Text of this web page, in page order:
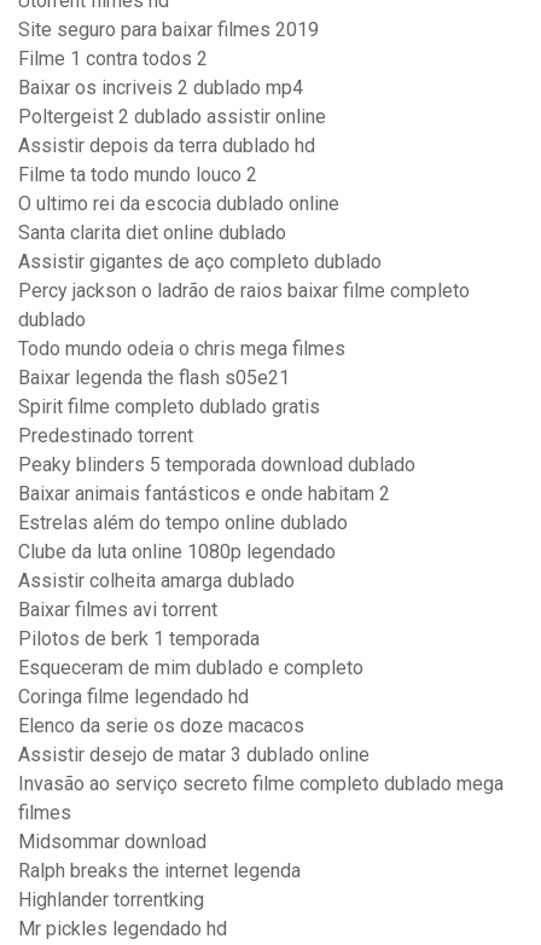
Site seguro para baixar filmes 2019
Filme 1 contra todos 2
Baixar os incriveis 2 dublado mp4
Poltergeist 2 dublado assistir online
Assistir depois da terra dublado hd
Filme ta todo mundo louco 2
O ultimo rei da escocia dublado online
Santa clarita diet online dublado
Assistir gigantes de aço completo dublado
Percy jackson o ladrão de raios baixar filme completo
dublado
Todo mundo odeia o chris mega filmes
Baixar legenda the flash s05e21
Spirit filme completo dublado gratis
Predestinado torrent
Peaky blinders 5 temporada download dublado
Baixar animais fantásticos e onde habitam 2
Estrelas além do tempo online dublado
Clube da luta online 1080p legendado
Assistir colheita amarga dublado
Baixar filmes avi torrent
Pilotos de berk 1 temporada
Esqueceram de mim dublado e completo
Coringa filme legendado hd
Elenco da serie os doze macacos
Assistir desejo de matar 3 dublado online
Invasão ao serviço secreto filme completo dublado mega
filmes
Midsommar download
Ralph breaks the internet legenda
Highlander torrentking
Mr pickles legendado hd